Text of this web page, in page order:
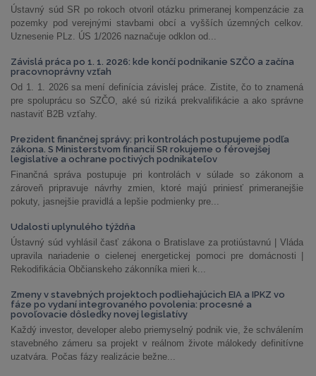
Ústavný súd SR po rokoch otvoril otázku primeranej kompenzácie za
pozemky pod verejnými stavbami obcí a vyšších územných celkov.
Uznesenie PLz. ÚS 1/2026 naznačuje odklon od...
Závislá práca po 1. 1. 2026: kde končí podnikanie SZČO a začína
pracovnoprávny vzťah
Od 1. 1. 2026 sa mení definícia závislej práce. Zistite, čo to znamená
pre spoluprácu so SZČO, aké sú riziká prekvalifikácie a ako správne
nastaviť B2B vzťahy.
Prezident finančnej správy: pri kontrolách postupujeme podľa
zákona. S Ministerstvom financií SR rokujeme o férovejšej
legislatíve a ochrane poctivých podnikateľov
Finančná správa postupuje pri kontrolách v súlade so zákonom a
zároveň pripravuje návrhy zmien, ktoré majú priniesť primeranejšie
pokuty, jasnejšie pravidlá a lepšie podmienky pre...
Udalosti uplynulého týždňa
Ústavný súd vyhlásil časť zákona o Bratislave za protiústavnú | Vláda
upravila nariadenie o cielenej energetickej pomoci pre domácnosti |
Rekodifikácia Občianskeho zákonníka mieri k...
Zmeny v stavebných projektoch podliehajúcich EIA a IPKZ vo
fáze po vydaní integrovaného povolenia: procesné a
povoľovacie dôsledky novej legislatívy
Každý investor, developer alebo priemyselný podnik vie, že schválením
stavebného zámeru sa projekt v reálnom živote málokedy definitívne
uzatvára. Počas fázy realizácie bežne...